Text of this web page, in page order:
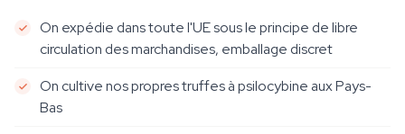
On expédie dans toute l'UE sous le principe de libre
circulation des marchandises, emballage discret
On cultive nos propres truffes à psilocybine aux Pays-
Bas